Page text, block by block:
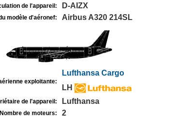
de l'appareil: D-AIZX
modèle d'aéronef: Airbus A320 214SL
exploitante:
Lufthansa Cargo
LH
de l'appareil: Lufthansa
Nombre de moteurs: 2